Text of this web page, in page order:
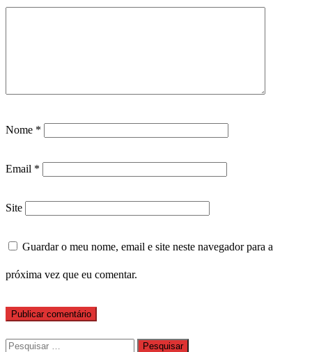
Nome *
Email *
Site
Guardar o meu nome, email e site neste navegador para a
próxima vez que eu comentar.
Pesquisar